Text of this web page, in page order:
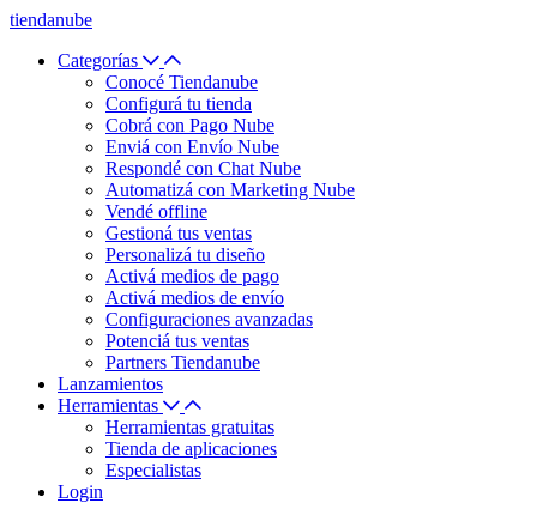
tiendanube
Categorías
Conocé Tiendanube
Configurá tu tienda
Cobrá con Pago Nube
Enviá con Envío Nube
Respondé con Chat Nube
Automatizá con Marketing Nube
Vendé offline
Gestioná tus ventas
Personalizá tu diseño
Activá medios de pago
Activá medios de envío
Configuraciones avanzadas
Potenciá tus ventas
Partners Tiendanube
Lanzamientos
Herramientas
Herramientas gratuitas
Tienda de aplicaciones
Especialistas
Login